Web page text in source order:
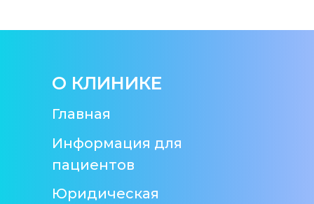
О КЛИНИКЕ
Главная
Информация для
пациентов
Юридическая